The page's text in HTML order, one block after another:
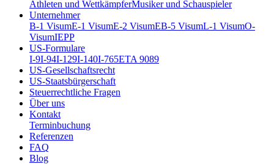
Athleten und WettkämpferMusiker und Schauspieler
Unternehmer
B-1 VisumE-1 VisumE-2 VisumEB-5 VisumL-1 VisumO-
VisumIEPP
US-Formulare
I-9I-94I-129I-140I-765ETA 9089
US-Gesellschaftsrecht
US-Staatsbürgerschaft
Steuerrechtliche Fragen
Über uns
Kontakt
Terminbuchung
Referenzen
FAQ
Blog